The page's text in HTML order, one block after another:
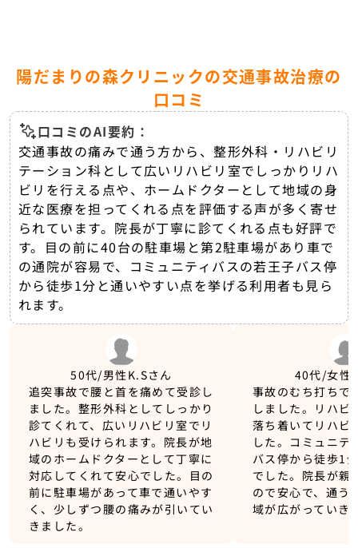
陽だまりの森クリニックの交通事故治療の
口コミ
口コミのAI要約：
交通事故の痛みで通う方から、整形外科・リハビリ
テーション科として広いリハビリ室でしっかりリハ
ビリを行える点や、ホームドクターとして地域の身
近な医療を担ってくれる点を評価する声が多く寄せ
られています。院長が丁寧に診てくれる点も好評で
す。目の前に40台の駐車場と第2駐車場があり車で
の通院が容易で、コミュニティバスの若王子バス停
から徒歩1分と通いやすい点を挙げる利用者も見ら
れます。
50代/男性 K.Sさん
追突事故で腰と首を痛めて受診し
ました。整形外科としてしっかり
診てくれて、広いリハビリ室でリ
ハビリも受けられます。院長が地
域のホームドクターとして丁寧に
対応してくれて安心でした。目の
前に駐車場があって車で通いやす
く、少しずつ腰の痛みが引いてい
きました。
40代/女性
事故のむち打ちで
しました。リハビ
落ち着いてリハビ
した。コミュニテ
バス停から徒歩1
でした。院長が親
ので安心で、通う
域が広がっていき